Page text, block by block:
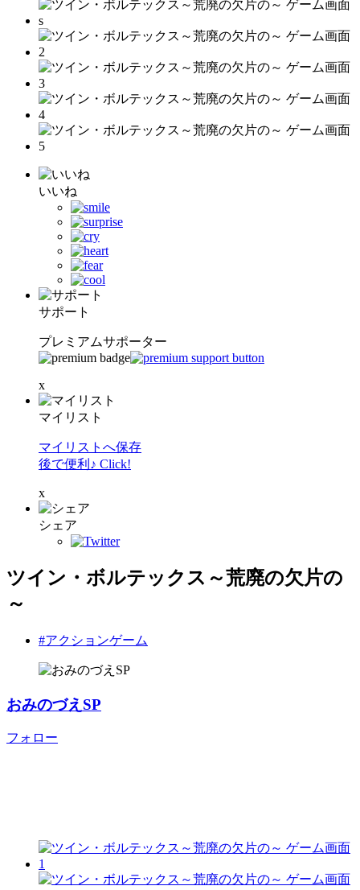
いいね
サポート
プレミアムサポーター
x
マイリスト
マイリストへ保存
後で便利♪ Click!
x
シェア
ツイン・ボルテックス～荒廃の欠片の
～
#アクションゲーム
おみのづえSP
フォロー